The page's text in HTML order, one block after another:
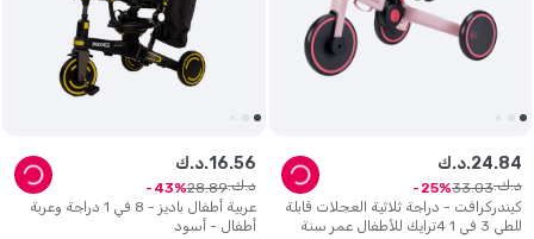
كيندركرافت - دراجة ثلاثية العجلات قابلة
للطي 3 في 1 4ترايك للأطفال عمر سنة
د.ك.24.84
د.ك. 33.03
25
عربية أطفال باديز - 8 في 1 دراجة وعربة
أطفال - أسود
د.ك.16.56
د.ك. 28.89
43